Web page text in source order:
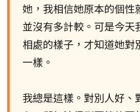
她，我相信她原本的個性
並沒有多計較。可是今天
相處的樣子，才知道她對
一樣。
我總是這樣。對別人好、